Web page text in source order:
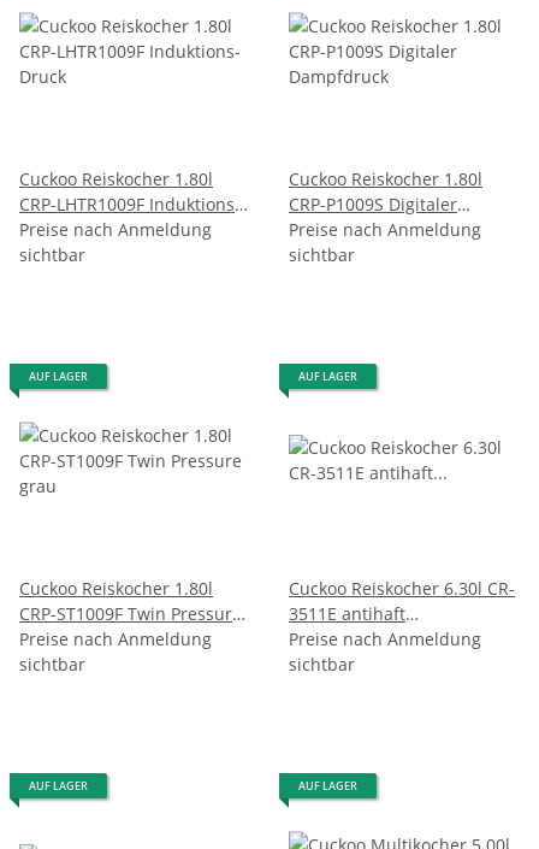
Cuckoo Reiskocher 1.80l
CRP-LHTR1009F Induktions-
Druck
Preise nach Anmeldung
sichtbar
Cuckoo Reiskocher 1.80l
CRP-P1009S Digitaler
Dampfdruck
Preise nach Anmeldung
sichtbar
AUF LAGER
Cuckoo Reiskocher 1.80l
CRP-ST1009F Twin Pressure
grau
Preise nach Anmeldung
sichtbar
AUF LAGER
Cuckoo Reiskocher 6.30l CR-
3511E antihaft
Edelstahlgehäuse
Preise nach Anmeldung
sichtbar
AUF LAGER AUF LAGER